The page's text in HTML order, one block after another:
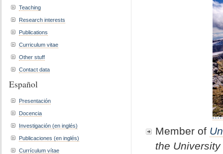
Member of
the
Teaching
Research interests
Publications
Curriculum vitae
Other stuff
Contact data
Español
Presentación
Docencia
Investigación (en inglés)
Publicaciones (en inglés)
Currículum vítae